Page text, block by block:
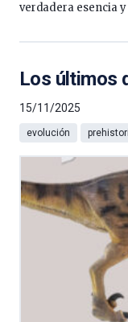
verdadera esencia
Los últimos
15/11/2025
evolución